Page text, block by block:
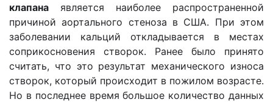
клапана является наиболее распространенной
причиной аортального стеноза в США. При этом
заболевании кальций откладывается в местах
соприкосновения створок. Ранее было принято
считать, что это результат механического износа
створок, который происходит в пожилом возрасте.
Но в последнее время большое количество данных